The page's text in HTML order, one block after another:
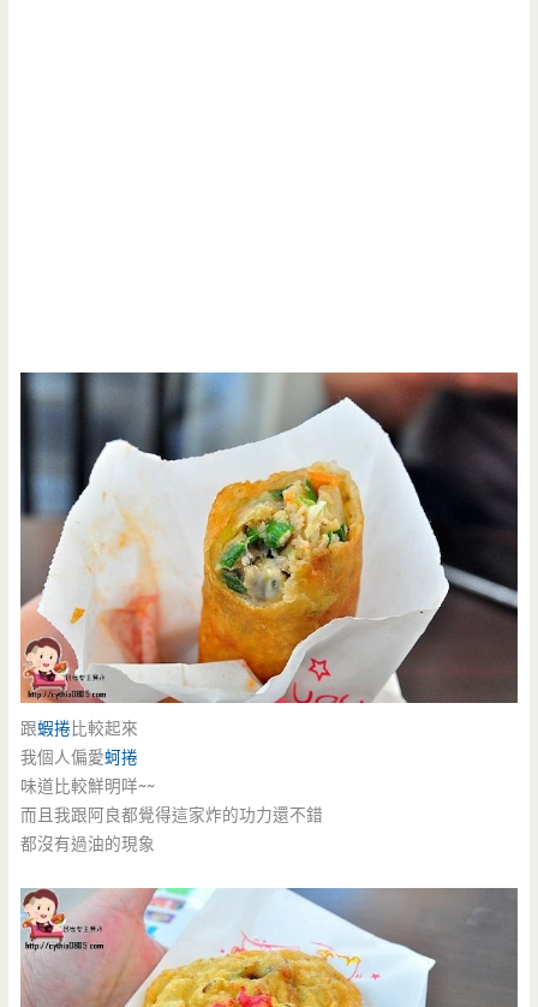
跟蝦捲比較起來
我個人偏愛蚵捲
味道比較鮮明咩~~
而且我跟阿良都覺得這家炸的功力還不錯
都沒有過油的現象